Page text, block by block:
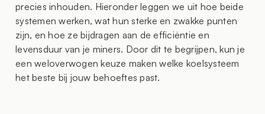
precies inhouden. Hieronder leggen we uit hoe beide
systemen werken, wat hun sterke en zwakke punten
zijn, en hoe ze bijdragen aan de efficiëntie en
levensduur van je miners. Door dit te begrijpen, kun je
een weloverwogen keuze maken welke koelsysteem
het beste bij jouw behoeftes past.